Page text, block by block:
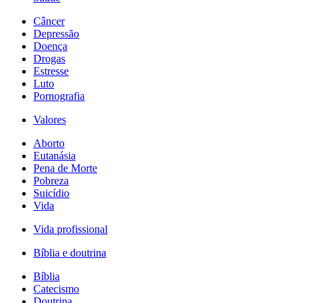
Câncer
Depressão
Doença
Drogas
Estresse
Luto
Pornografia
Valores
Aborto
Eutanásia
Pena de Morte
Pobreza
Suicídio
Vida
Vida profissional
Bíblia e doutrina
Bíblia
Catecismo